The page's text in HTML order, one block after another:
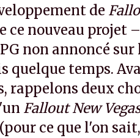
de
ce nouveau projet
non annoncé
quelque temps.
rappelons deux
Fallout New
ce que l'on